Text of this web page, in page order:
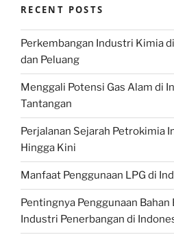
RECENT POSTS
Perkembangan Industri Kimia
dan Peluang
Menggali Potensi Gas Alam di
Tantangan
Perjalanan Sejarah Petrokimia
Hingga Kini
Manfaat Penggunaan LPG di
Pentingnya Penggunaan Bahan
Industri Penerbangan di